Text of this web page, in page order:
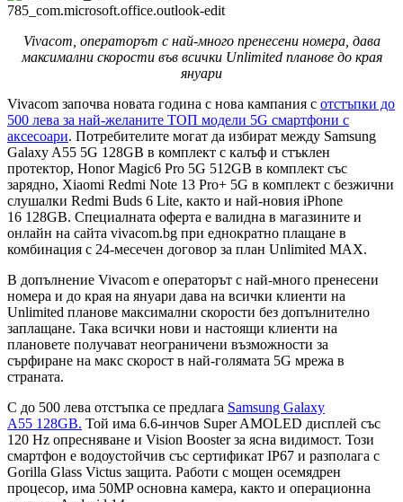
Vivacom, операторът с най-много пренесени номера, дава
максимални скорости във всички Unlimited планове до края
януари
Vivacom започва новата година с нова кампания с отстъпки до
500 лева за най-желаните ТОП модели 5G смартфони с
аксесоари. Потребителите могат да избират между Samsung
Galaxy A55 5G 128GB в комплект с калъф и стъклен
протектор, Honor Magic6 Pro 5G 512GB в комплект със
зарядно, Xiaomi Redmi Note 13 Pro+ 5G в комплект с безжични
слушалки Redmi Buds 6 Lite, както и най-новия iPhone
16 128GB. Специалната оферта е валидна в магазините и
онлайн на сайта vivacom.bg при еднократно плащане в
комбинация с 24-месечен договор за план Unlimited MAX.
В допълнение Vivacom е операторът с най-много пренесени
номера и до края на януари дава на всички клиенти на
Unlimited планове максимални скорости без допълнително
заплащане. Така всички нови и настоящи клиенти на
плановете получават неограничени възможности за
сърфиране на макс скорост в най-голямата 5G мрежа в
страната.
С до 500 лева отстъпка се предлага Samsung Galaxy
A55 128GB. Той има 6.6-инчов Super AMOLED дисплей със
120 Hz опресняване и Vision Booster за ясна видимост. Този
смартфон е водоустойчив със сертификат IP67 и разполага с
Gorilla Glass Victus защита. Работи с мощен осемядрен
процесор, има 50MP основна камера, както и операционна